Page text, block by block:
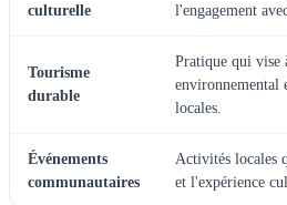
culturelle
l'engagement
Tourisme
durable
Pratique qui vise
environnemental
locales.
Événements
communautaires
Activités locales
et l'expérience